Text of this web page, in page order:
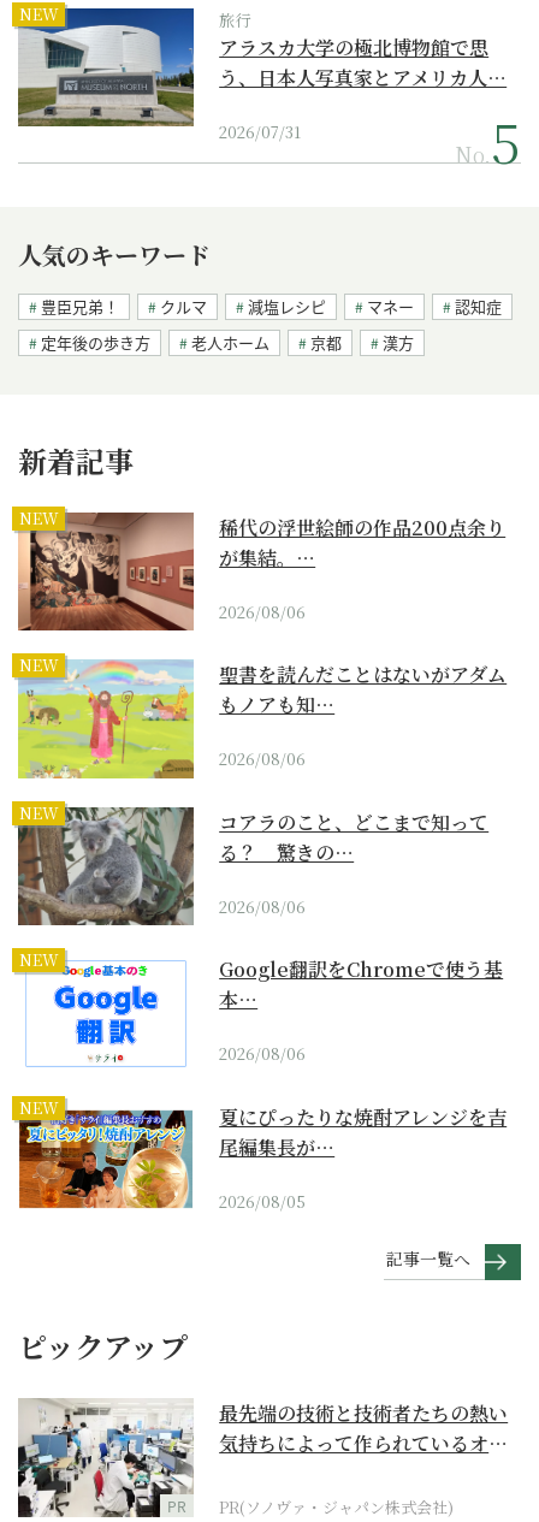
NEW 旅行
アラスカ大学の極北博物館で思
う、日本人写真家とアメリカ人…
2026/07/31
No.
人気のキーワード
豊臣兄弟！ クルマ 減塩レシピ マネー
認知症
定年後の歩き方
老人ホーム 京都 漢方
新着記事
NEW
稀代の浮世絵師の作品200点余り
が集結。…
2026/08/06
NEW
聖書を読んだことはないがアダム
もノアも知…
2026/08/06
NEW
コアラのこと、どこまで知って
る？ 驚きの…
2026/08/06
NEW
Google翻訳をChromeで使う基
本…
2026/08/06
NEW
夏にぴったりな焼酎アレンジを吉
尾編集長が…
2026/08/05
記事一覧へ
ピックアップ
PR
最先端の技術と技術者たちの熱い
気持ちによって作られているオー
PR(ソノヴァ・ジャパン株式会社)